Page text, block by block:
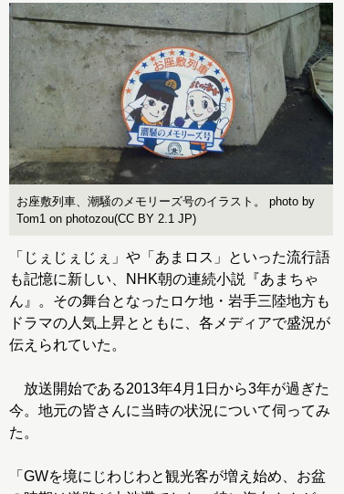
お座敷列車、潮騒のメモリーズ号のイラスト。 photo by
Tom1 on photozou(CC BY 2.1 JP)
「じぇじぇじぇ」や「あまロス」といった流行語
も記憶に新しい、NHK朝の連続小説『あまちゃ
ん』。その舞台となったロケ地・岩手三陸地方も
ドラマの人気上昇とともに、各メディアで盛況が
伝えられていた。
放送開始である2013年4月1日から3年が過ぎた
今。地元の皆さんに当時の状況について伺ってみ
た。
「GWを境にじわじわと観光客が増え始め、お盆